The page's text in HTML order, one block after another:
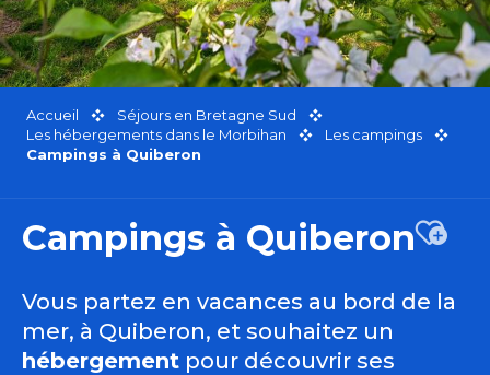
Accueil
Séjours en Bretagne Sud
Les hébergements dans le Morbihan
Les campings
Campings à Quiberon
Campings à Quiberon
Vous partez en vacances au bord de la
mer, à Quiberon, et souhaitez un
hébergement pour découvrir ses